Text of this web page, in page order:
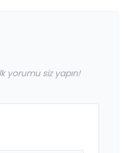
yorumu siz yapın!